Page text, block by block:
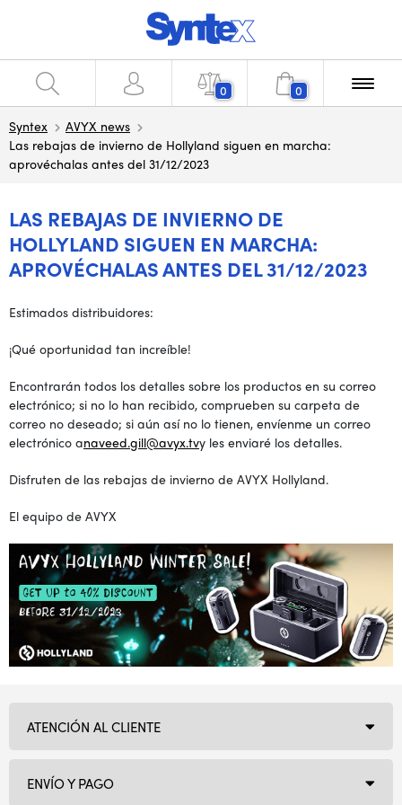
0 0
Syntex
AVYX news
Las rebajas de invierno de Hollyland siguen en marcha:
aprovéchalas antes del 31/12/2023
LAS REBAJAS DE INVIERNO DE
HOLLYLAND SIGUEN EN MARCHA:
APROVÉCHALAS ANTES DEL 31/12/2023
Estimados distribuidores:
¡Qué oportunidad tan increíble!
Encontrarán todos los detalles sobre los productos en su correo
electrónico; si no lo han recibido, comprueben su carpeta de
correo no deseado; si aún así no lo tienen, envíenme un correo
electrónico anaveed.gill@avyx.tvy les enviaré los detalles.
Disfruten de las rebajas de invierno de AVYX Hollyland.
El equipo de AVYX
ATENCIÓN AL CLIENTE
ENVÍO Y PAGO